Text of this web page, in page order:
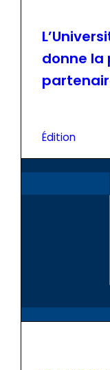
donne la
Édition